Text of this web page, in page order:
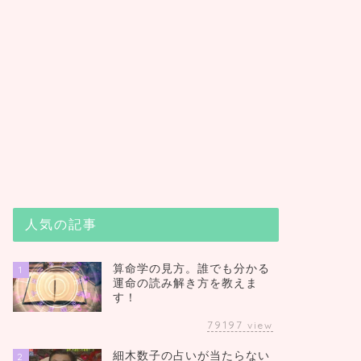
人気の記事
1
算命学の見方。誰でも分かる
運命の読み解き方を教えま
す！
79197 view
2 細木数子の占いが当たらない